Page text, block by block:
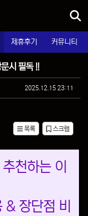
제휴후기 커뮤니티
시 필독 !!
작성일
2025.12.15 23:11
목록 스크랩
천하는 이
& 장단점 비